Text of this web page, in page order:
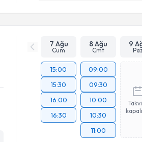
7 Ağu
Cum
8 Ağu
Cmt
9
15:00
15:30
16:00
16:30
09:00
09:30
10:00
10:30
11:00